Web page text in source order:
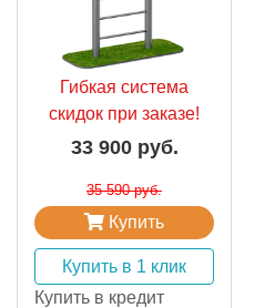
Гибкая система
скидок при заказе!
33 900 руб.
35 590 руб.
Купить
Купить в 1 клик
Купить в кредит